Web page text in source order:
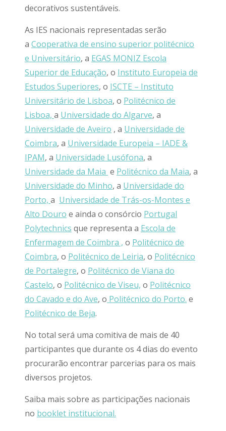
decorativos sustentáveis.
As IES nacionais representadas serão
a Cooperativa de ensino superior politécnico
e Universitário, a EGAS MONIZ Escola
Superior de Educação, o Instituto Europeia de
Estudos Superiores, o ISCTE – Instituto
Universitário de Lisboa, o Politécnico de
Lisboa, a Universidade do Algarve, a
Universidade de Aveiro , a Universidade de
Coimbra, a Universidade Europeia – IADE &
IPAM, a Universidade Lusófona, a
Universidade da Maia e Politécnico da Maia, a
Universidade do Minho, a Universidade do
Porto, a Universidade de Trás-os-Montes e
Alto Douro e ainda o consórcio Portugal
Polytechnics que representa a Escola de
Enfermagem de Coimbra , o Politécnico de
Coimbra, o Politécnico de Leiria, o Politécnico
de Portalegre, o Politécnico de Viana do
Castelo, o Politécnico de Viseu, o Politécnico
do Cavado e do Ave, o Politécnico do Porto. e
Politécnico de Beja.
No total será uma comitiva de mais de 40
participantes que durante os 4 dias do evento
procurarão encontrar parcerias para os mais
diversos projetos.
Saiba mais sobre as participações nacionais
no booklet institucional.